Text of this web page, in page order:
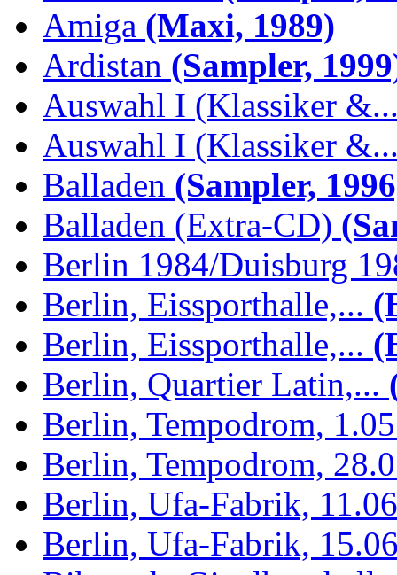
Amiga (Maxi, 1989)
Ardistan (Sampler,
Auswahl I (Klassiker
Auswahl I (Klassiker
Balladen (Sampler,
Balladen (Extra-CD)
Berlin 1984/Duisburg
Berlin, Eissporthalle,...
Berlin, Eissporthalle,...
Berlin, Quartier Latin,...
Berlin, Tempodrom,
Berlin, Tempodrom,
Berlin, Ufa-Fabrik,
Berlin, Ufa-Fabrik,